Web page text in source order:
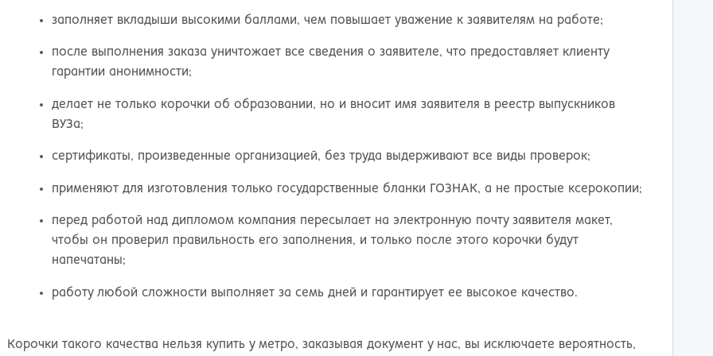
буду жаловаться на обстоятельства,
получить диплом о высшем
Зато могу похвалиться, что
Документ выдержал проверку, а любовь
карьерной лестнице. Спасибо вашим мастерам
заполняет вкладыши высокими баллами, чем повышает уважение к заявителям на работе;
после выполнения заказа уничтожает все сведения о заявителе, что предоставляет клиенту
гарантии анонимности;
делает не только корочки об образовании, но и вносит имя заявителя в реестр выпускников
ВУЗа;
сертификаты, произведенные организацией, без труда выдерживают все виды проверок;
применяют для изготовления только государственные бланки ГОЗНАК, а не простые ксерокопии;
перед работой над дипломом компания пересылает на электронную почту заявителя макет,
чтобы он проверил правильность его заполнения, и только после этого корочки будут
напечатаны;
работу любой сложности выполняет за семь дней и гарантирует ее высокое качество.
Корочки такого качества нельзя купить у метро, заказывая документ у нас, вы исключаете вероятность,